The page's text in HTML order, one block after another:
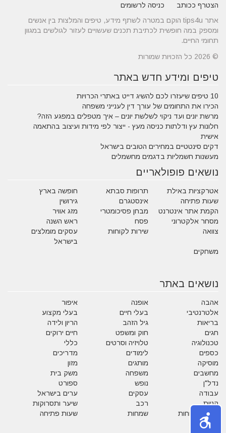
הצטרף ככותב
כניסה לרשומים
אתר tips4u הוקם במטרה לשתף מידע, טיפים והמלצות בין אנשים
ומספק במה חופשית לכתיבת תכנים שעשויים לעזור לגולשים במגוון
תחומי החיים.
© 2026 כל הזכויות שמורות
טיפים ומידע חדש באתר
10 טיפים שיעזרו לכם להשיג דייט באתרי הכרויות
הכירו את התחומים של עורך דין לענייני משפחה
מרשת יונים ועד ניקוי לשלשת יונים – איך מטפלים במפגע הזה?
חלונות עץ ודלתות כניסה מעץ - ייצור לפי מידות ועיצוב בהתאמה
אישית
דקים סינטטיים במחירים הטובים בישראל
מעשנות חשמליות בדגמים מחשמלים
נושאים פופולאריים
אטרקציות באילת תרופות סבתא
חופשה בארץ
שעות פתיחה
אינסטגרם
גירושין
הקמת אתר אינטרנט
מבחן פסיכומטרי
מזג אוויר
מסחר אלקטרוני
פסח
ראש השנה
צוואה
שירות לקוחות
עסקים מומלצים
בישראל
משחקים
נושאים באתר
אהבה אופנה
איפור
אלטרנטיבי
בעלי חיים
בעלי מקצוע
בריאות
גיל הזהב
הריון ולידה
חגים
חוק ומשפט
חיים ירוקים
טכנולוגיה
טלויזיה וסרטים
כללי
כספים
לימודים
מדריכים
מוסיקה
מותגים
מזון
מחשבים
משפחה
משק בית
נדל"ן
נופש
ספורט
עבודה
עסקים
ערים בישראל
קניות
רכב
שיער ותסרוקות
שירות לקוחות
שמחות
שעות פתיחה
תזונה